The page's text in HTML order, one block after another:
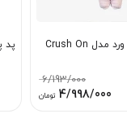
عروسک دیمو ورد مدل Crush On
6/193/000
قیمت
4/998/000 تومانقیمت
پد